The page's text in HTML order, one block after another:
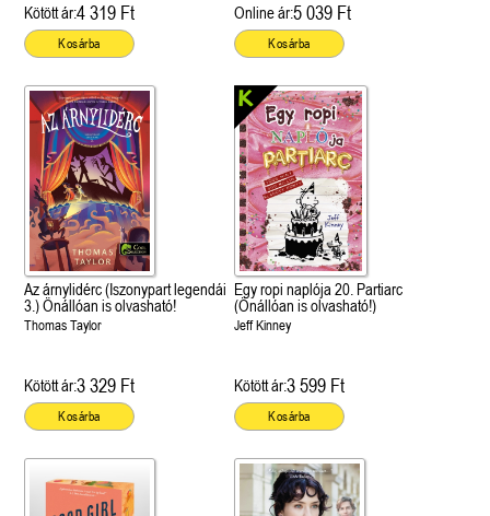
cél (Off-Campus 4.)
olvasható!
Grace and Glory - Kegyelem és
dicsőség (Az Előhírnök-trilógia
Különleges éldekorált kiadás!
31.
Kötött ár:4 319 Ft
Kosárba
Online ár:5 039 Ft
Kosárba
Az árnylidérc (Iszonypart legendái
3.) Önállóan is olvasható!
Thomas Taylor
Kötött ár:3 329 Ft
Kosárba
Egy ropi naplója 20. Partiarc
(Önállóan is olvasható!)
Jeff Kinney
Kötött ár:3 599 Ft
Kosárba